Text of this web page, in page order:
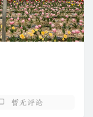
暂无评论